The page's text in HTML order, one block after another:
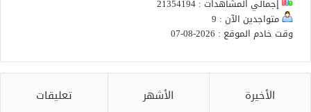
إجمالي المشاهدات : 21354194
متواجدين الآن : 9
وقت خادم الموقع : 2026-08-07
الأخيرة الأشهر تعليقات